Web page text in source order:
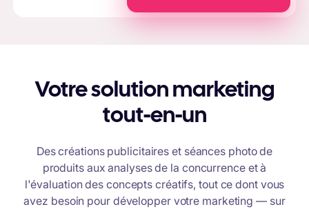
Votre solution marketing
tout-en-un
Des créations publicitaires et séances photo de
produits aux analyses de la concurrence et à
l'évaluation des concepts créatifs, tout ce dont vous
avez besoin pour développer votre marketing — sur